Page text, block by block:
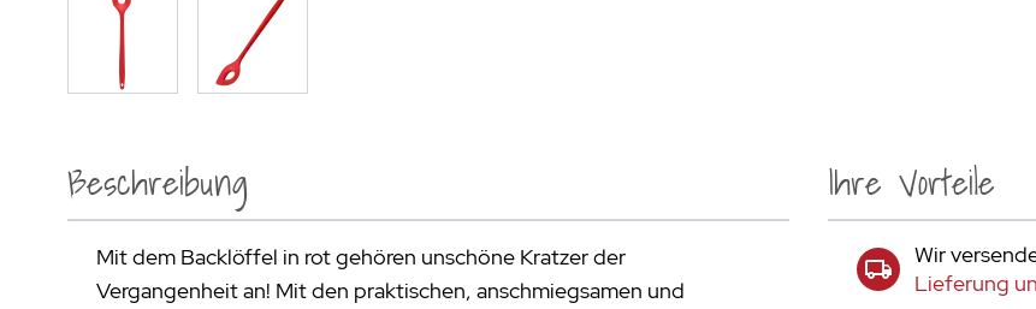
Beschreibung
Mit dem Backlöffel in rot gehören unschöne Kratzer der
Vergangenheit an! Mit den praktischen, anschmiegsamen und
Ihre Vorteile
Wir
Lieferung